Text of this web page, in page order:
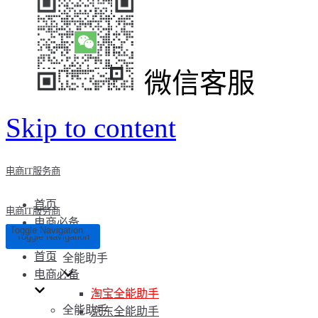
微信客服
Skip to content
电商IT服务商
首页
电商必备
全能助手
淘宝全能助手
京东全能助手
电商IT服务商
Toggle Navigation
Toggle Navigation
首页
电商必备
全能助手